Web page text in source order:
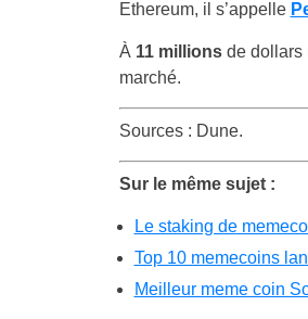
Ethereum, il s’appelle
À 11 millionsde dollars
marché.
Sources : Dune.
Sur le même sujet :
Le staking de
Top 10 memecoins
Meilleur meme coin